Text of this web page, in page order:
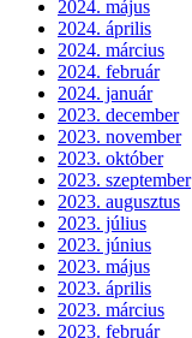
2024. május
2024. április
2024. március
2024. február
2024. január
2023. december
2023. november
2023. október
2023. szeptember
2023. augusztus
2023. július
2023. június
2023. május
2023. április
2023. március
2023. február